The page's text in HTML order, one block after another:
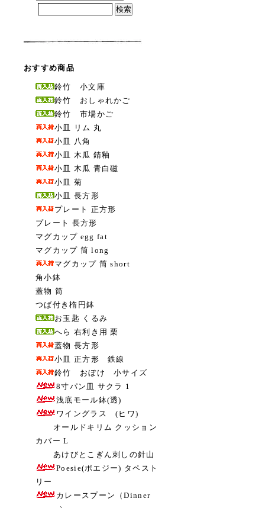
おすすめ商品
鈴竹 小文庫
鈴竹 おしゃれかご
鈴竹 市場かご
小皿 リム 丸
小皿 八角
小皿 木瓜 錆釉
小皿 木瓜 青白磁
小皿 菊
小皿 長方形
プレート 正方形
プレート 長方形
マグカップ egg fat
マグカップ 筒 long
マグカップ 筒 short
角小鉢
蓋物 筒
つば付き楕円鉢
お玉匙 くるみ
へら 右利き用 栗
蓋物 長方形
小皿 正方形 鉄線
鈴竹 おぼけ 小サイズ
8寸パン皿 サクラ 1
浅底モール鉢(透)
ワイングラス (ヒワ)
オールドキリム クッション
カバー L
あけびとこぎん刺しの針山
Poesie(ポエジー) タペスト
リー
カレースプーン（Dinner